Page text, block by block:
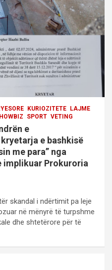
KURIOZITETE
LAJME
SPORT VETING
e
e bashkisë
me para” nga
implikuar Prokuroria
skandal i ndërtimit pa leje
në mënyrë të turpshme
dhe shtetërore për të